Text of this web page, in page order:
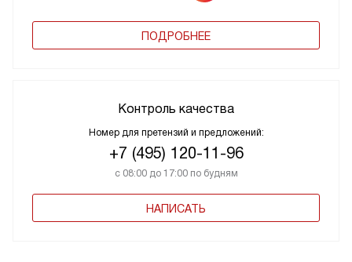
ПОДРОБНЕЕ
Контроль качества
Номер для претензий и предложений:
+7 (495) 120-11-96
с 08:00 до 17:00 по будням
НАПИСАТЬ